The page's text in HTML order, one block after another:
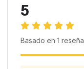
5
Basado en 1 reseña